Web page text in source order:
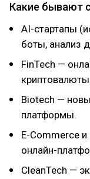
Какие бывают
AI-стартапы
боты, анализ
FinTech —
Biotech —
платформы.
E-Commerce
онлайн-
CleanTech —